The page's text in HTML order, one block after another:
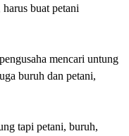
buat petani
mencari untung
buruh dan petani,
tapi petani, buruh,